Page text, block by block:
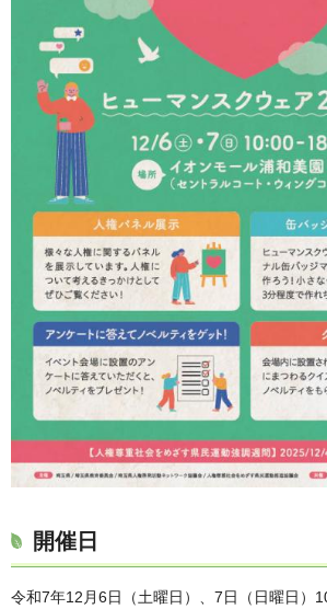
開催日
令和7年12月6日（土曜日）、7日（日曜日）